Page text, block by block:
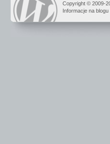
Copyright © 2009-
Informacje na